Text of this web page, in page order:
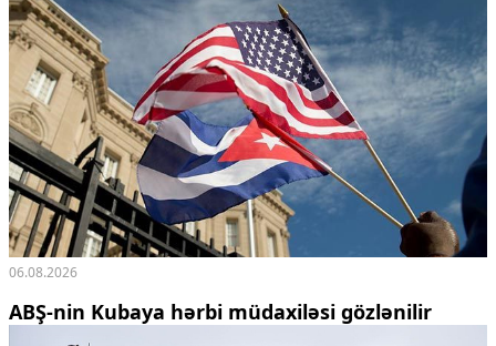
06.08.2026
ABŞ-nin Kubaya hərbi müdaxiləsi gözlənilir